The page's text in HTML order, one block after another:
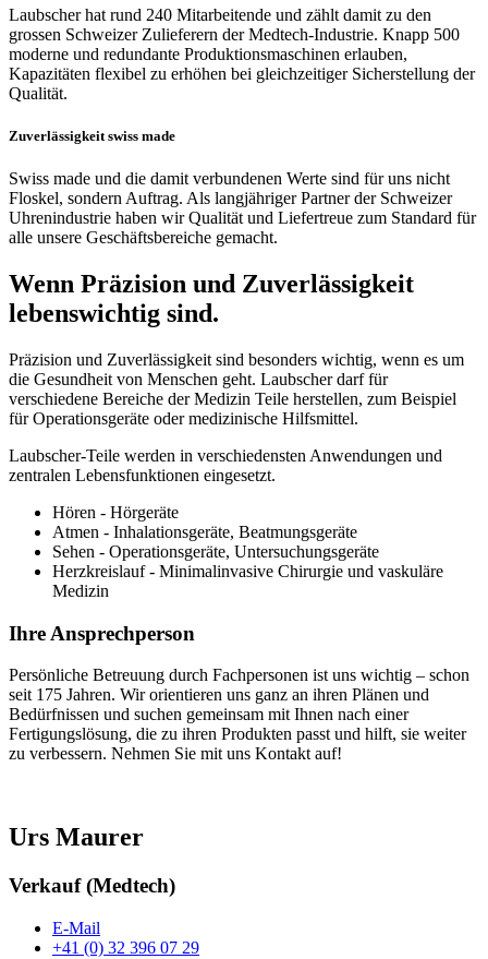
Laubscher hat rund 240 Mitarbeitende und zählt damit zu den
grossen Schweizer Zulieferern der Medtech-Industrie. Knapp 500
moderne und redundante Produktionsmaschinen erlauben,
Kapazitäten flexibel zu erhöhen bei gleichzeitiger Sicherstellung der
Qualität.
Zuverlässigkeit swiss made
Swiss made und die damit verbundenen Werte sind für uns nicht
Floskel, sondern Auftrag. Als langjähriger Partner der Schweizer
Uhrenindustrie haben wir Qualität und Liefertreue zum Standard für
alle unsere Geschäftsbereiche gemacht.
Wenn Präzision und Zuverlässigkeit
lebenswichtig sind.
Präzision und Zuverlässigkeit sind besonders wichtig, wenn es um
die Gesundheit von Menschen geht. Laubscher darf für
verschiedene Bereiche der Medizin Teile herstellen, zum Beispiel
für Operationsgeräte oder medizinische Hilfsmittel.
Laubscher-Teile werden in verschiedensten Anwendungen und
zentralen Lebensfunktionen eingesetzt.
Hören - Hörgeräte
Atmen - Inhalationsgeräte, Beatmungsgeräte
Sehen - Operationsgeräte, Untersuchungsgeräte
Herzkreislauf - Minimalinvasive Chirurgie und vaskuläre
Medizin
Ihre Ansprechperson
Persönliche Betreuung durch Fachpersonen ist uns wichtig – schon
seit 175 Jahren. Wir orientieren uns ganz an ihren Plänen und
Bedürfnissen und suchen gemeinsam mit Ihnen nach einer
Fertigungslösung, die zu ihren Produkten passt und hilft, sie weiter
zu verbessern. Nehmen Sie mit uns Kontakt auf!
Urs Maurer
Verkauf (Medtech)
E-Mail
+41 (0) 32 396 07 29